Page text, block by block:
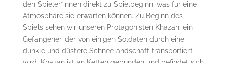
den Spieler*innen direkt zu Spielbeginn, was für eine
Atmosphäre sie erwarten können. Zu Beginn des
Spiels sehen wir unseren Protagonisten Khazan: ein
Gefangener, der von einigen Soldaten durch eine
dunkle und düstere Schneelandschaft transportiert